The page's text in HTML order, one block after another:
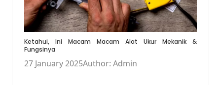
Ketahui, Ini Macam Macam Alat Ukur Mekanik &
Fungsinya
27 January 2025Author: Admin